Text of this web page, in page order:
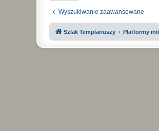
Wyszukiwanie zaawansowane
Szlak Templariuszy Platformy